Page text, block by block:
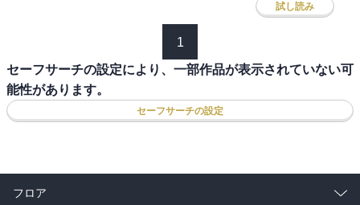
試し読み
1
セーフサーチの設定により、一部作品が表示されていない可
能性があります。
セーフサーチの設定
フロア